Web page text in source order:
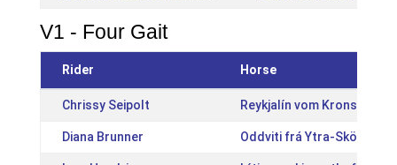
V1 - Four Gait
Rider Horse
Chrissy Seipolt Reykjalín vom Kronshof
Diana Brunner Oddviti frá Ytra-Skörðugili